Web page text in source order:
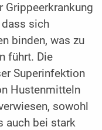
Grippeerkrankung
dass sich
binden, was zu
führt. Die
Superinfektion
Hustenmitteln
sowohl
auch bei stark